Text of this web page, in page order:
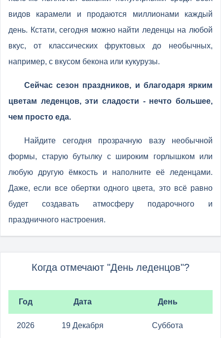
видов карамели и продаются миллионами каждый
день. Кстати, сегодня можно найти леденцы на любой
вкус, от классических фруктовых до необычных,
например, с вкусом бекона или кукурузы.
Сейчас сезон праздников, и благодаря ярким
цветам леденцов, эти сладости - нечто большее,
чем просто еда.
Найдите сегодня прозрачную вазу необычной
формы, старую бутылку с широким горлышком или
любую другую ёмкость и наполните её леденцами.
Даже, если все обертки одного цвета, это всё равно
будет создавать атмосферу подарочного и
праздничного настроения.
Когда отмечают "День леденцов"?
Год Дата День
2026 19 Декабря Суббота